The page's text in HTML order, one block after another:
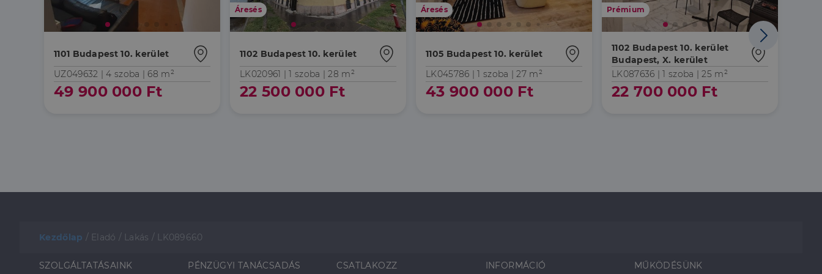
1101 Budapest 10. kerület
UZ049632 |4 szoba | 68 m²
49 900 000 Ft
Áresés
1102 Budapest 10. kerület
LK020961 |1 szoba | 28 m²
22 500 000 Ft
Áresés
1105 Budapest 10. kerület
LK045786 |1 szoba | 27 m²
43 900 000 Ft
Prémium
1102 Budapest 10. kerület
Budapest, X. kerület
LK087636 |1 szoba | 25 m²
22 700 000 Ft
Kezdőlap / Eladó / Lakás / LK089660
SZOLGÁLTATÁSAINK PÉNZÜGYI TANÁCSADÁS CSATLAKOZZ INFORMÁCIÓ MŰKÖDÉSÜNK